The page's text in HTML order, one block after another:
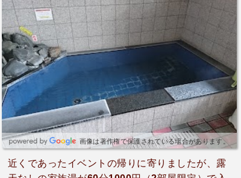
画像は著作権で保護されている場合があります。
近くであったイベントの帰りに寄りましたが、露